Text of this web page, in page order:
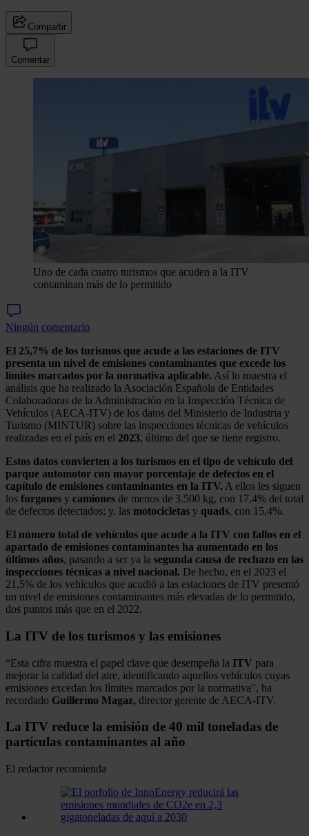
Compartir
Comentar
Uno de cada cuatro turismos que acuden a la ITV
contaminan más de lo permitido
Ningún comentario
El 25,7% de los turismos que acude a las estaciones de ITV
presenta un nivel de emisiones contaminantes que excede los
límites marcados por la normativa aplicable. Así lo muestra el
análisis que ha realizado la Asociación Española de Entidades
Colaboradoras de la Administración en la Inspección Técnica de
Vehículos (AECA-ITV) de los datos del Ministerio de Industria y
Turismo (MINTUR) sobre las inspecciones técnicas de vehículos
realizadas en el país en el 2023, último del que se tiene registro.
Estos datos convierten a los turismos en el tipo de vehículo del
parque automotor con mayor porcentaje de defectos en el
capítulo de emisiones contaminantes en la ITV. A ellos les siguen
los furgones y camiones de menos de 3.500 kg, con 17,4% del total
de defectos detectados; y, las motocicletas y quads, con 15,4%.
El número total de vehículos que acude a la ITV con fallos en el
apartado de emisiones contaminantes ha aumentado en los
últimos años, pasando a ser ya la segunda causa de rechazo en las
inspecciones técnicas a nivel nacional. De hecho, en el 2023 el
21,5% de los vehículos que acudió a las estaciones de ITV presentó
un nivel de emisiones contaminantes más elevadas de lo permitido,
dos puntos más que en el 2022.
La ITV de los turismos y las emisiones
“Esta cifra muestra el papel clave que desempeña la ITV para
mejorar la calidad del aire, identificando aquellos vehículos cuyas
emisiones excedan los límites marcados por la normativa”, ha
recordado Guillermo Magaz, director gerente de AECA-ITV.
La ITV reduce la emisión de 40 mil toneladas de
partículas contaminantes al año
El redactor recomienda